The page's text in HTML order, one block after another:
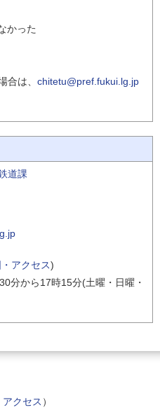
かった
合は、 chitetu@pref.fukui.lg.jp
道課
アクセス)
分から17時15分(土曜・日曜・
クセス ）